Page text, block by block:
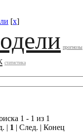
[x]
прогнозы
статистика
1 - 1 из 1
| 1 | След. | Конец